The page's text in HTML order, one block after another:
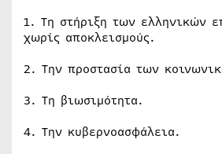
1. Τη στήριξη των ελληνικών
χωρίς αποκλεισμούς.
2. Την προστασία των
3. Τη βιωσιμότητα.
4. Την κυβερνοασφάλεια.